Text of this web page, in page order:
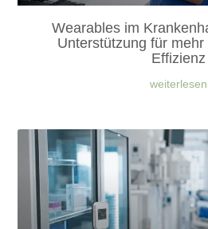
Wearables im
Unterstützung für
Effizienz
weiterlesen